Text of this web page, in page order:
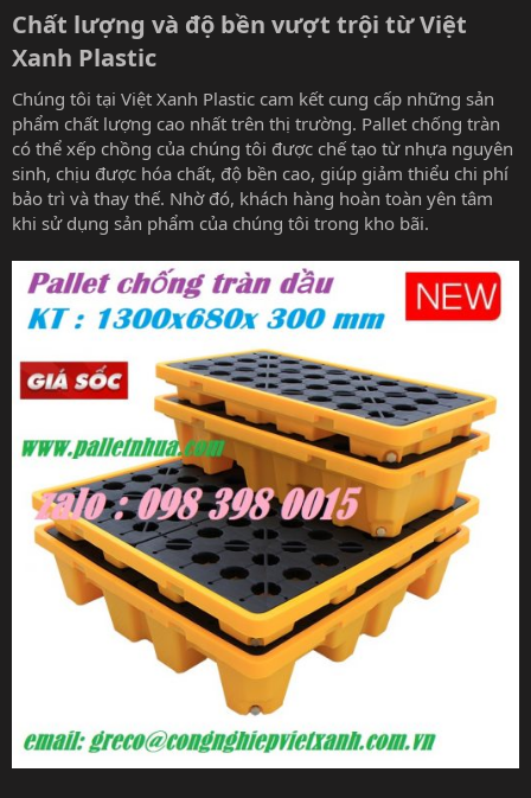
Chất lượng và độ bền vượt trội từ Việt
Xanh Plastic​
Chúng tôi tại Việt Xanh Plastic cam kết cung cấp những sản
phẩm chất lượng cao nhất trên thị trường. Pallet chống tràn
có thể xếp chồng của chúng tôi được chế tạo từ nhựa nguyên
sinh, chịu được hóa chất, độ bền cao, giúp giảm thiểu chi phí
bảo trì và thay thế. Nhờ đó, khách hàng hoàn toàn yên tâm
khi sử dụng sản phẩm của chúng tôi trong kho bãi.